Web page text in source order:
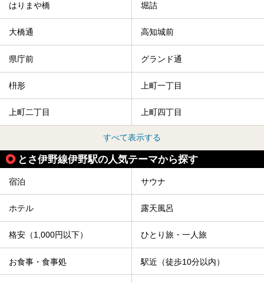
はりまや橋 堀詰
大橋通 高知城前
県庁前 グランド通
枡形 上町一丁目
上町二丁目 上町四丁目
すべて表示する
とさ伊野線伊野駅の人気テーマから探す
宿泊 サウナ
ホテル 露天風呂
格安（1,000円以下） ひとり旅・一人旅
お食事・食事処 駅近（徒歩10分以内）